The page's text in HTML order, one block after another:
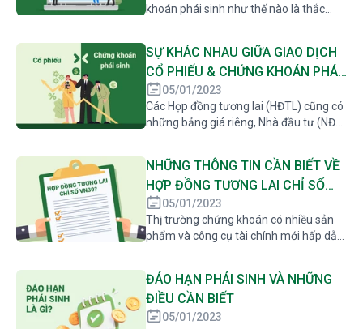
khoán phái sinh như thế nào là thắc
Cùng PHS giới thiệu các ưu và nhược
điểm của chứng khoán phái sinh để các
nhà đầu tư cân nhắc lựa chọn nhé!
SỰ KHÁC NHAU GIỮA GIAO DỊCH
CỔ PHIẾU & CHỨNG KHOÁN PHÁI
SINH?05/01/2023
Các Hợp đồng tương lai (HĐTL) cũng có
những bảng giá riêng, Nhà đầu tư (NĐT)
hay giảm chỉ số để đặt lệnh và khớp
lệnh giao dịch. NĐT kỳ vọng chỉ số tăng
sẽ mua HĐTL chỉ số, ngược lại, NĐT sẽ
bán HĐTL chỉ số nếu kỳ vọng chỉ số
giảm.
NHỮNG THÔNG TIN CẦN BIẾT VỀ
HỢP ĐỒNG TƯƠNG LAI CHỈ SỐ
VN3005/01/2023
Thị trường chứng khoán có nhiều sản
phẩm và công cụ tài chính mới hấp dẫn,
khoán, hợp đồng tương lai được thiết
lập, thu hút nhiều nhà đầu tư. Vậy hợp
đồng tương lai chỉ số VN30 là gì? Hãy
ĐÁO HẠN PHÁI SINH VÀ NHỮNG
ĐIỀU CẦN BIẾT
05/01/2023